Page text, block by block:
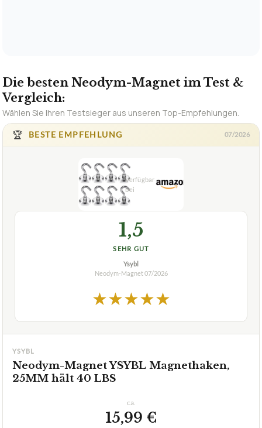
Die besten Neodym-Magnet im Test &
Vergleich:
Wählen Sie Ihren Testsieger aus unseren Top-Empfehlungen.
🏆
BESTE EMPFEHLUNG 07/2026
1,5
SEHR GUT
Ysybl
Neodym-Magnet07/2026
★★★★★
YSYBL
Neodym-Magnet YSYBL Magnethaken,
25MM hält 40 LBS
ca.
15,99 €